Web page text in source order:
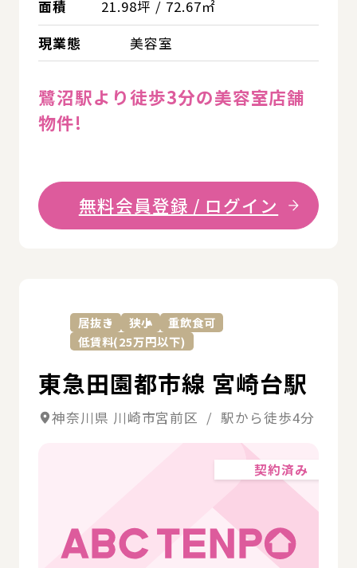
面積
21.98坪 / 72.67㎡
現業態
美容室
鷺沼駅より徒歩3分の美容室店舗
物件!
無料会員登録 / ログイン
居抜き 狭小
重飲食可
低賃料(25万円以下)
東急田園都市線 宮崎台駅
神奈川県 川崎市宮前区 / 駅から徒歩4分
契約済み